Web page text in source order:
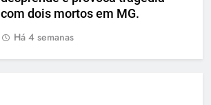
com dois mortos em MG.
Há 4 semanas